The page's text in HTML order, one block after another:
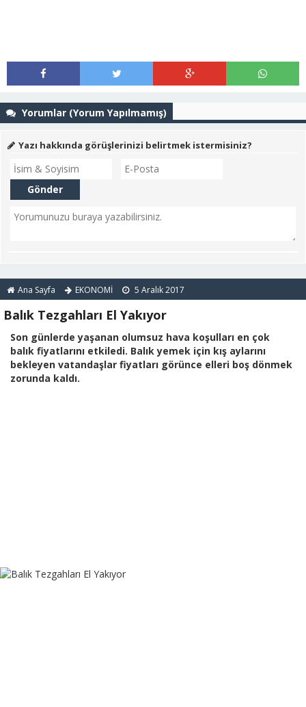
Yorumlar (Yorum Yapılmamış)
Yazı hakkında görüşlerinizi belirtmek istermisiniz?
Ana Sayfa EKONOMİ 5 Aralık 2017
Balık Tezgahları El Yakıyor
Son günlerde yaşanan olumsuz hava koşulları en çok
balık fiyatlarını etkiledi. Balık yemek için kış aylarını
bekleyen vatandaşlar fiyatları görünce elleri boş dönmek
zorunda kaldı.